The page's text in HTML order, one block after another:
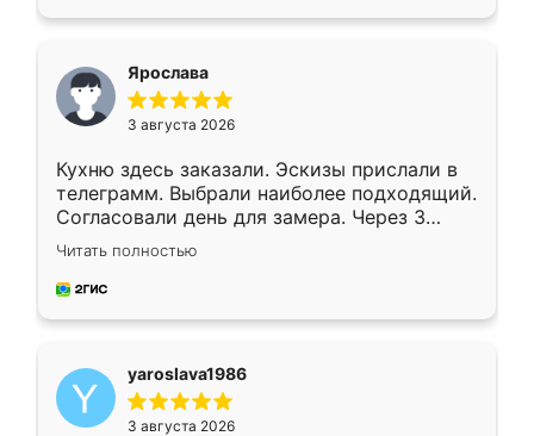
Ярослава
3 августа 2026
Кухню здесь заказали. Эскизы прислали в
телеграмм. Выбрали наиболее подходящий.
Согласовали день для замера. Через 3
недели кухня была уже готова. Остались
довольны работой. Спасибо Ренессанс
мебель за качественную работу!
Читать полностью
yaroslava1986
3 августа 2026